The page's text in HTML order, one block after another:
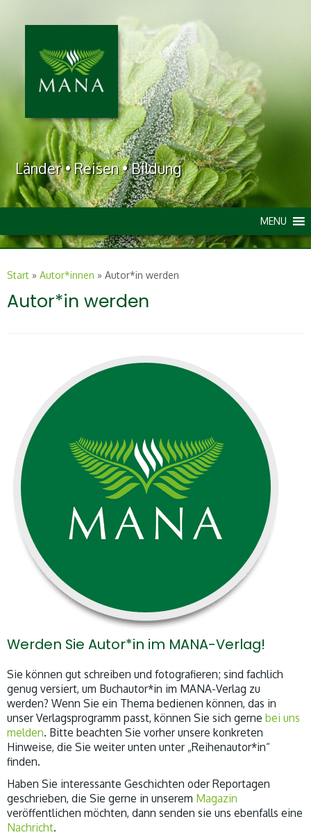
Länder • Reisen • Bildung
MENU
Start » Autor*innen » Autor*in werden
Autor*in werden
Werden Sie Autor*in im MANA-Verlag!
Sie können gut schreiben und fotografieren; sind fachlich
genug versiert, um Buchautor*in im MANA-Verlag zu
werden? Wenn Sie ein Thema bedienen können, das in
unser Verlagsprogramm passt, können Sie sich gerne bei uns
melden. Bitte beachten Sie vorher unsere konkreten
Hinweise, die Sie weiter unten unter „Reihenautor*in“
finden.
Haben Sie interessante Geschichten oder Reportagen
geschrieben, die Sie gerne in unserem Magazin
veröffentlichen möchten, dann senden sie uns ebenfalls eine
Nachricht.